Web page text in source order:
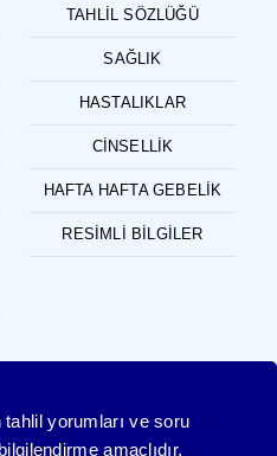
TAHLIL SÖZLÜĞÜ
SAĞLIK
HASTALIKLAR
CINSELLIK
HAFTA HAFTA GEBELIK
RESIMLI BILGILER
tahlil yorumları ve soru
amaçlıdır,